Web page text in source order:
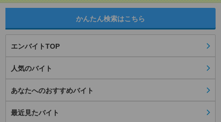
かんたん検索はこちら
エンバイトTOP
人気のバイト
あなたへのおすすめバイト
最近見たバイト